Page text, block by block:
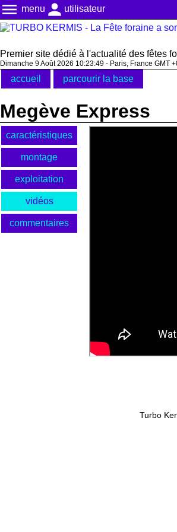
menu menu person utilisateur
Premier site dédié à l'actualité des fêtes
Dimanche 9 Août 2026 10:23:49 - Paris, France GMT
accueil parcourir la base
Megève Express
caractéristiques
montage
exploitation
vidéos
commentaires
Turbo